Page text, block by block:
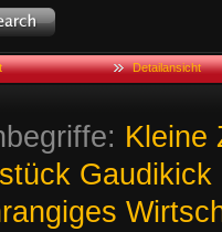
Detailansicht
Kleine
Gaudikick